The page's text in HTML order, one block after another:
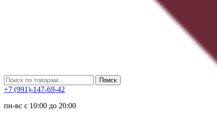
Искать: Поиск
+7 (991)-147-69-42
пн-вс с 10:00 до 20:00